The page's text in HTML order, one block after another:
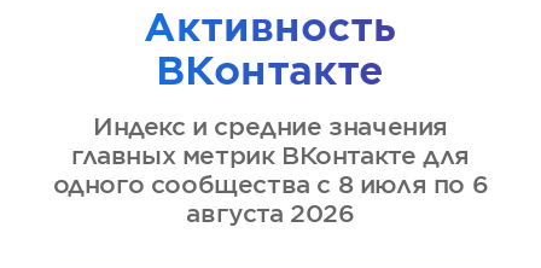
Активность
ВКонтакте
Индекс и средние значения
главных метрик ВКонтакте для
одного сообщества с 8 июля по 6
августа 2026